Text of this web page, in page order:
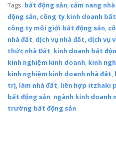
Tags: bất động sản, cẩm nang
động sản, công ty kinh doanh
công ty môi giới bất động sản,
nhà đất, dịch vụ nhà đất, dịch vụ
thức nhà Đất, kinh doanh bất
kinh nghiệm kinh doanh, kinh
kinh nghiệm kinh doanh nhà đât,
trị, làm nhà đất, liên hợp itzhaki
bất động sản, ngành kinh doanh
trường bất động sản